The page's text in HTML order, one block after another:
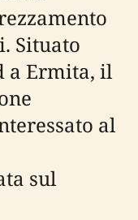
Situato
a Ermita, il
al
sul